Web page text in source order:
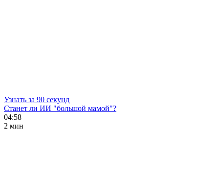
Узнать за 90 секунд
Станет ли ИИ "большой мамой"?
04:58
2 мин